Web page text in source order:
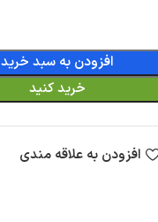
افزودن به سبد خرید
خرید کنید
افزودن به علاقه مندی